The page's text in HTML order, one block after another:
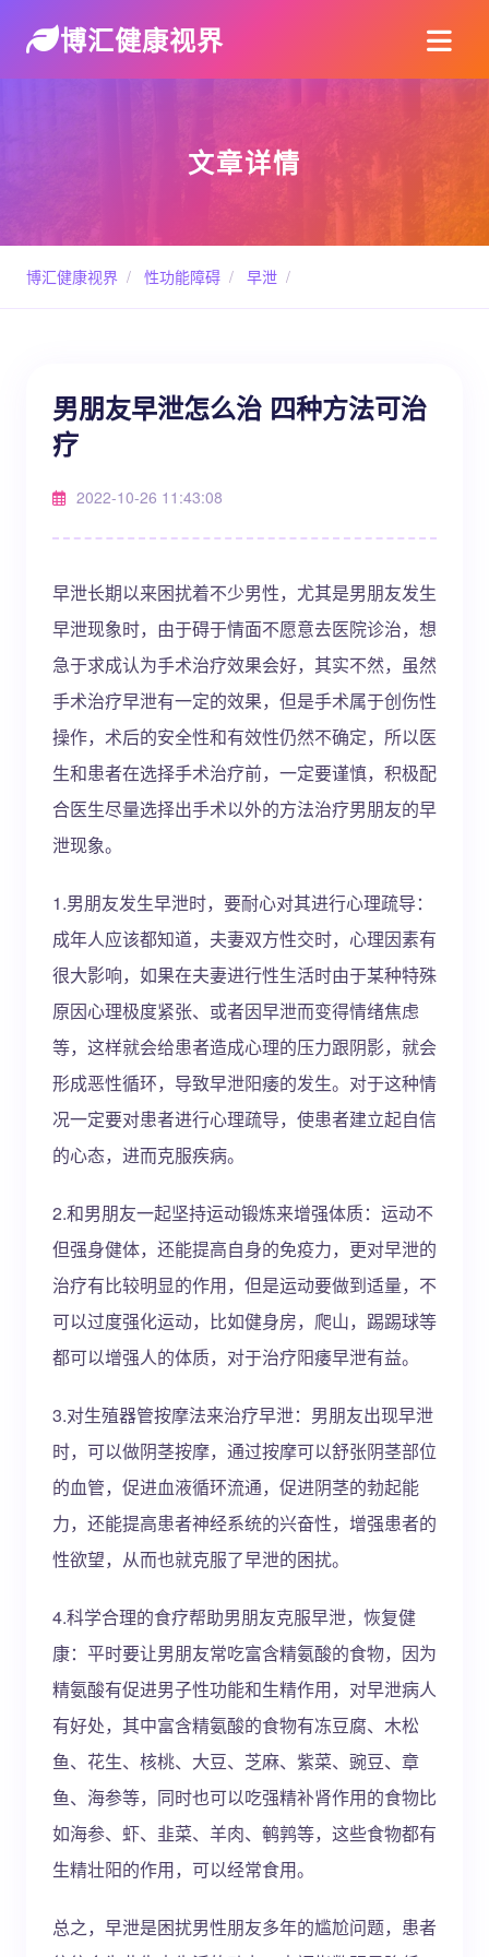
博汇健康视界
文章详情
博汇健康视界 / 性功能障碍 / 早泄 /
男朋友早泄怎么治 四种方法可治
疗
2022-10-26 11:43:08
早泄长期以来困扰着不少男性，尤其是男朋友发生
早泄现象时，由于碍于情面不愿意去医院诊治，想
急于求成认为手术治疗效果会好，其实不然，虽然
手术治疗早泄有一定的效果，但是手术属于创伤性
操作，术后的安全性和有效性仍然不确定，所以医
生和患者在选择手术治疗前，一定要谨慎，积极配
合医生尽量选择出手术以外的方法治疗男朋友的早
泄现象。
1.男朋友发生早泄时，要耐心对其进行心理疏导：
成年人应该都知道，夫妻双方性交时，心理因素有
很大影响，如果在夫妻进行性生活时由于某种特殊
原因心理极度紧张、或者因早泄而变得情绪焦虑
等，这样就会给患者造成心理的压力跟阴影，就会
形成恶性循环，导致早泄阳痿的发生。对于这种情
况一定要对患者进行心理疏导，使患者建立起自信
的心态，进而克服疾病。
2.和男朋友一起坚持运动锻炼来增强体质：运动不
但强身健体，还能提高自身的免疫力，更对早泄的
治疗有比较明显的作用，但是运动要做到适量，不
可以过度强化运动，比如健身房，爬山，踢踢球等
都可以增强人的体质，对于治疗阳痿早泄有益。
3.对生殖器管按摩法来治疗早泄：男朋友出现早泄
时，可以做阴茎按摩，通过按摩可以舒张阴茎部位
的血管，促进血液循环流通，促进阴茎的勃起能
力，还能提高患者神经系统的兴奋性，增强患者的
性欲望，从而也就克服了早泄的困扰。
4.科学合理的食疗帮助男朋友克服早泄，恢复健
康：平时要让男朋友常吃富含精氨酸的食物，因为
精氨酸有促进男子性功能和生精作用，对早泄病人
有好处，其中富含精氨酸的食物有冻豆腐、木松
鱼、花生、核桃、大豆、芝麻、紫菜、豌豆、章
鱼、海参等，同时也可以吃强精补肾作用的食物比
如海参、虾、韭菜、羊肉、鹌鹑等，这些食物都有
生精壮阳的作用，可以经常食用。
总之，早泄是困扰男性朋友多年的尴尬问题，患者